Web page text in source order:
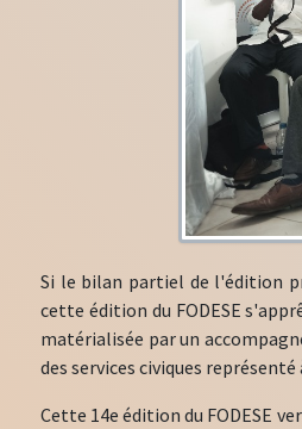
Si le bilan partiel de l'édition
cette édition du FODESE
matérialisée par un
des services civiques
Cette 14e édition du FODESE